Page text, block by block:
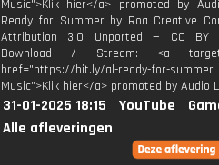
Music">Klik hier</a> promoted by
Ready for Summer by Roa Creative
Attribution 3.0 Unported — CC BY
Download / Stream: <a
href="https://bit.ly/al-ready-for-summer
Music">Klik hier</a> promoted by Audio
31-01-2025 18:15 YouTube
Alle afleveringen